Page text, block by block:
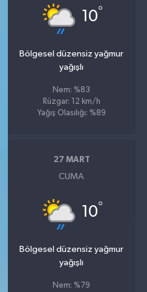
10°
Bölgesel düzensiz yağmur
yağışlı
Nem: %83
Rüzgar: 12 km/h
Yağış Olasılığı: %89
27 MART
CUMA
10°
Bölgesel düzensiz yağmur
yağışlı
Nem: %79